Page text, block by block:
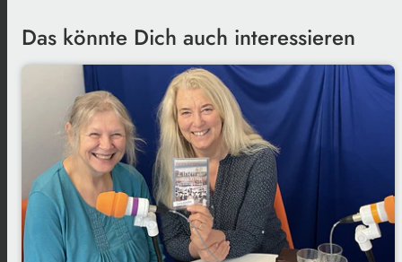
Das könnte Dich auch interessieren